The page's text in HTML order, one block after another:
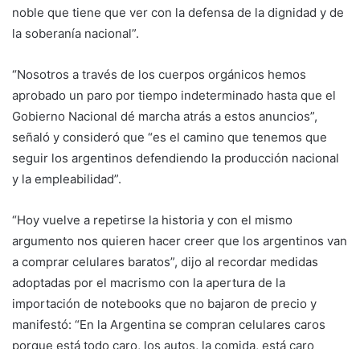
noble que tiene que ver con la defensa de la dignidad y de
la soberanía nacional”.
“Nosotros a través de los cuerpos orgánicos hemos
aprobado un paro por tiempo indeterminado hasta que el
Gobierno Nacional dé marcha atrás a estos anuncios”,
señaló y consideró que “es el camino que tenemos que
seguir los argentinos defendiendo la producción nacional
y la empleabilidad”.
“Hoy vuelve a repetirse la historia y con el mismo
argumento nos quieren hacer creer que los argentinos van
a comprar celulares baratos”, dijo al recordar medidas
adoptadas por el macrismo con la apertura de la
importación de notebooks que no bajaron de precio y
manifestó: “En la Argentina se compran celulares caros
porque está todo caro, los autos, la comida, está caro